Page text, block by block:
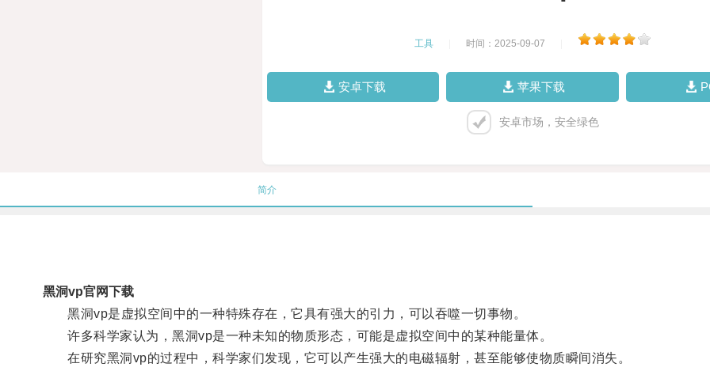
工具 时间：2025-09-07
安卓下载 苹果下载
安卓市场，安全绿色
简介
黑洞vp官网下载
黑洞vp是虚拟空间中的一种特殊存在，它具有强大的引力，可以吞噬一切事物。
许多科学家认为，黑洞vp是一种未知的物质形态，可能是虚拟空间中的某种能量体。
在研究黑洞vp的过程中，科学家们发现，它可以产生强大的电磁辐射，甚至能够使物质瞬间消失。